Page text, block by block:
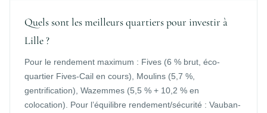
Quels sont les meilleurs quartiers pour investir à
Lille ?
Pour le rendement maximum : Fives (6 % brut, éco-
quartier Fives-Cail en cours), Moulins (5,7 %,
gentrification), Wazemmes (5,5 % + 10,2 % en
colocation). Pour l’équilibre rendement/sécurité : Vauban-